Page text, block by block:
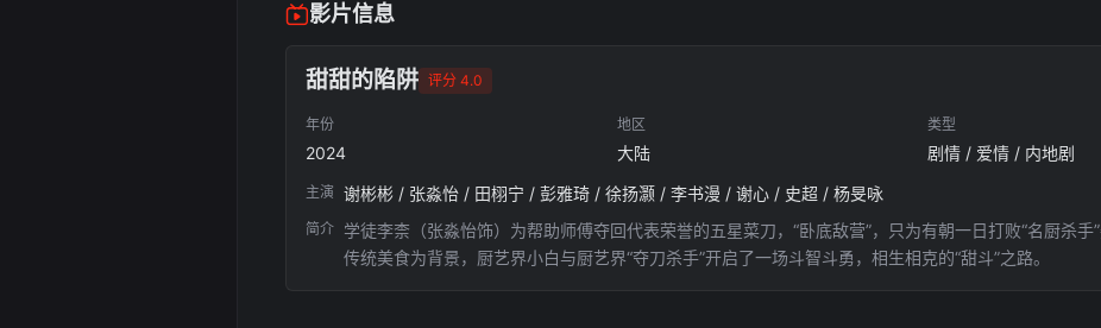
影片信息
甜甜的陷阱 评分 4.0
年份
2024
地区
大陆
类型
剧情 / 爱情 / 内地剧
主演 谢彬彬 / 张淼怡 / 田栩宁 / 彭雅琦 / 徐扬灏 / 李书漫 / 谢心 / 史超 / 杨旻咏
简介 学徒李柰（张淼怡饰）为帮助师傅夺回代表荣誉的五星菜刀，“卧底敌营”，只为有朝一日打败“名厨杀
传统美食为背景，厨艺界小白与厨艺界“夺刀杀手”开启了一场斗智斗勇，相生相克的“甜斗”之路。